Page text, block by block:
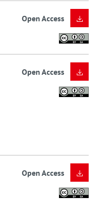
Open Access
Open Access
Open Access